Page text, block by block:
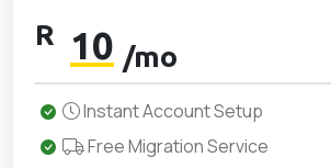
R 10 /mo
Instant Account Setup
Free Migration Service